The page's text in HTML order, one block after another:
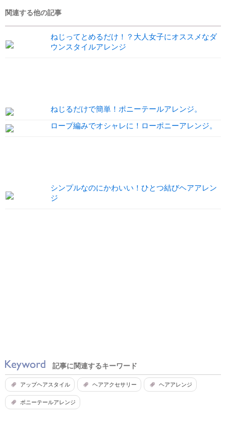
関連する他の記事
ねじってとめるだけ！？大人女子にオススメなダ
ウンスタイルアレンジ
ねじるだけで簡単！ポニーテールアレンジ。
ロープ編みでオシャレに！ローポニーアレンジ。
シンプルなのにかわいい！ひとつ結びヘアアレン
ジ
記事に関連するキーワード
アップヘアスタイル ヘアアクセサリー ヘアアレンジ
ポニーテールアレンジ